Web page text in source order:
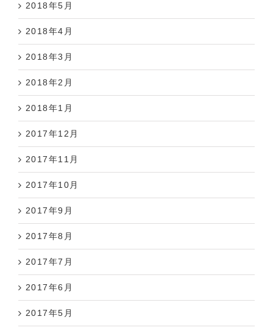
2018年5月
2018年4月
2018年3月
2018年2月
2018年1月
2017年12月
2017年11月
2017年10月
2017年9月
2017年8月
2017年7月
2017年6月
2017年5月